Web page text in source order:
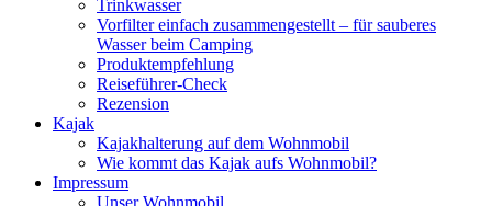
Trinkwasser
Vorfilter einfach zusammengestellt – für sauberes
Wasser beim Camping
Produktempfehlung
Reiseführer-Check
Rezension
Kajak
Kajakhalterung auf dem Wohnmobil
Wie kommt das Kajak aufs Wohnmobil?
Impressum
Unser Wohnmobil